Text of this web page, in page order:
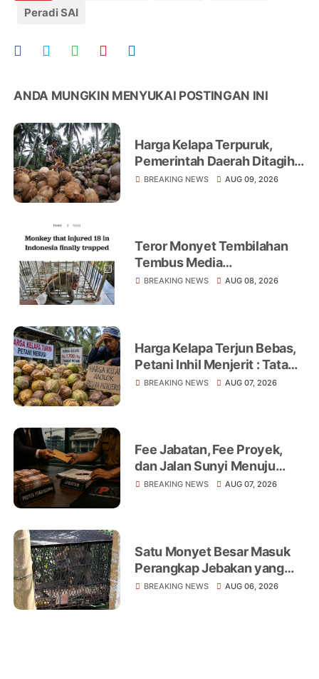
Peradi SAI
ANDA MUNGKIN MENYUKAI POSTINGAN INI
Harga Kelapa Terpuruk,
Pemerintah Daerah Ditagih
Realisasikan Program
BREAKING NEWS AUG 09, 2026
Teror Monyet Tembilahan
Tembus Media
Internasional, AFP Soroti 18
BREAKING NEWS AUG 08, 2026
Harga Kelapa Terjun Bebas,
Petani Inhil Menjerit : Tata
Niaga, Monopoli hingga
BREAKING NEWS AUG 07, 2026
Fee Jabatan, Fee Proyek,
dan Jalan Sunyi Menuju
Operasi Tangkap Tangan
BREAKING NEWS AUG 07, 2026
Satu Monyet Besar Masuk
Perangkap Jebakan yang
Dipasang di Belakang
BREAKING NEWS AUG 06, 2026